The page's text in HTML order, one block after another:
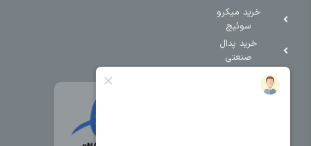
خرید میکرو
سوئیچ
خرید پدال
صنعتی